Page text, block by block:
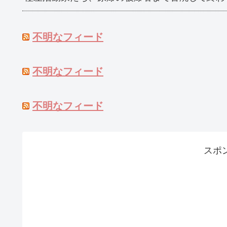
不明なフィード
不明なフィード
不明なフィード
スポ